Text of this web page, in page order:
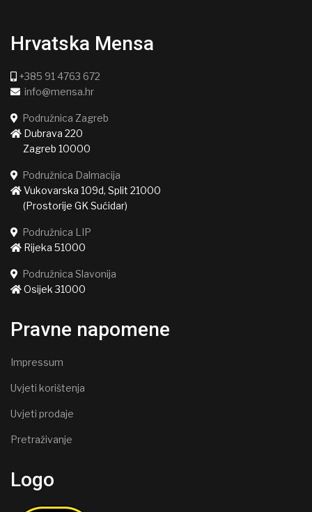
Hrvatska Mensa
+385 91 4763 672
info@mensa.hr
Podružnica Zagreb
Dubrava 220
Zagreb 10000
Podružnica Dalmacija
Vukovarska 109d, Split 21000
(Prostorije GK Sućidar)
Podružnica LIP
Rijeka 51000
Podružnica Slavonija
Osijek 31000
Pravne napomene
Impressum
Uvjeti korištenja
Uvjeti prodaje
Pretraživanje
Logo